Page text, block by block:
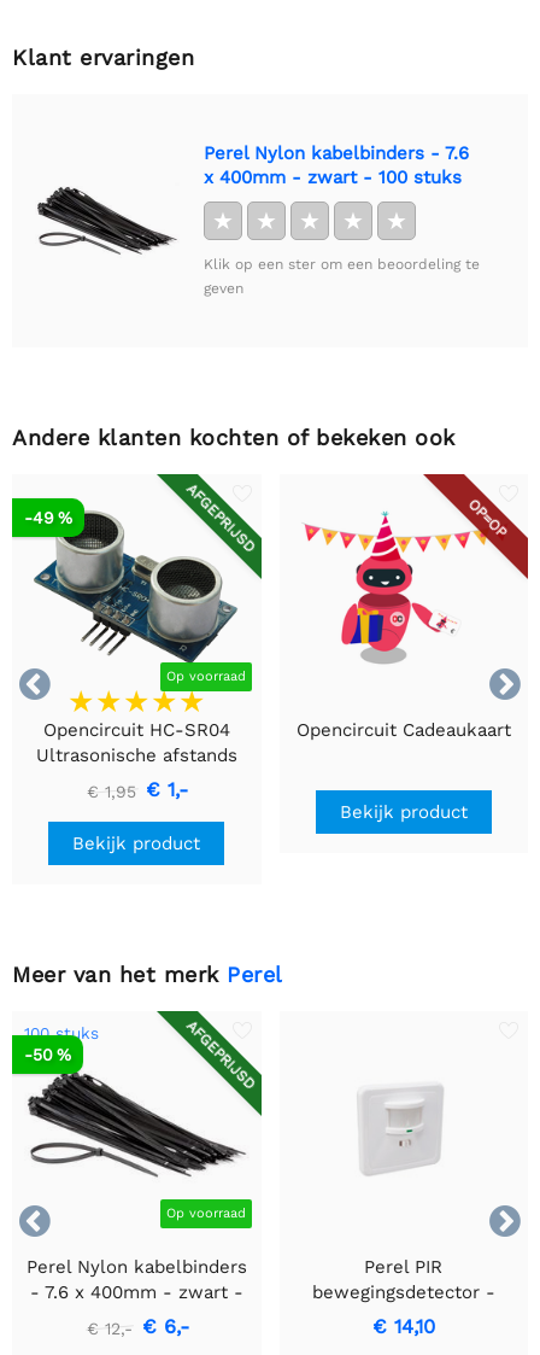
Klant ervaringen
Perel Nylon kabelbinders - 7.6
x 400mm - zwart - 100 stuks
★ ★ ★ ★ ★
Klik op een ster om een beoordeling te
geven
Andere klanten kochten of bekeken ook


AFGEPRIJSD
Op voorraad
-49 %
Opencircuit HC-SR04
Ultrasonische afstands
detectie module
€ 1,95 € 1,-
Bekijk product
OP=OP
Opencircuit Cadeaukaart
Bekijk product
Meer van het merk Perel


AFGEPRIJSD
100 stuks
Op voorraad
-50 %
Perel Nylon kabelbinders
- 7.6 x 400mm - zwart -
100 stuks
€ 12,- € 6,-
Perel PIR
bewegingsdetector -
Inbouw met
bewegingsdetectie &
€ 14,10